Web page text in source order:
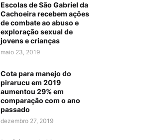
Escolas de São Gabriel da
Cachoeira recebem ações
de combate ao abuso e
exploração sexual de
jovens e crianças
maio 23, 2019
Cota para manejo do
pirarucu em 2019
aumentou 29% em
comparação com o ano
passado
dezembro 27, 2019